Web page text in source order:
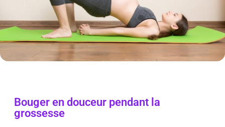
Bouger en douceur pendant la
grossesse